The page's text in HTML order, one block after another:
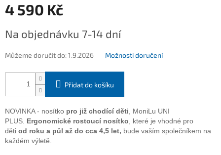
4 590 Kč
cena:
Na objednávku 7-14 dní
Můžeme doručit do:1.9.2026 Možnosti doručení
Přidat do košíku
NOVINKA - nosítko pro již chodící děti, MoniLu UNI
PLUS. Ergonomické rostoucí nosítko, které je vhodné pro
děti od roku a půl až do cca 4,5 let, bude vaším společníkem na
každém výletě.